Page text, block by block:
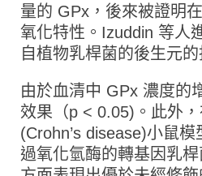
量的 GPx，後來被證明
氧化特性。Izuddin 等人
自植物乳桿菌的後生元的
由於血清中 GPx 濃度的
效果（p < 0.05)。此外
(Crohn’s disease)小鼠
過氧化氫酶的轉基因乳